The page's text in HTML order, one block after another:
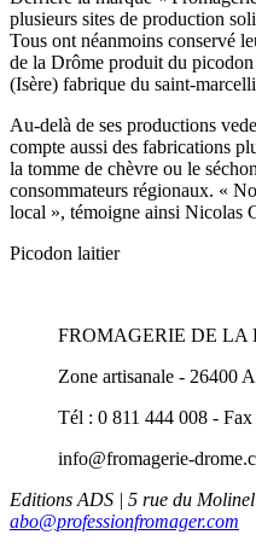
plusieurs sites de production
Tous ont néanmoins conservé
de la Drôme produit du
(Isère) fabrique du saint-
Au-delà de ses productions
compte aussi des fabrications
la tomme de chèvre ou le
consommateurs régionaux. «
local », témoigne ainsi Nicolas
Picodon laitier
FROMAGERIE DE LA
Zone artisanale - 26400
Tél : 0 811 444 008 -
info@fromagerie-
Editions ADS | 5 rue du
abo@professionfromager.com